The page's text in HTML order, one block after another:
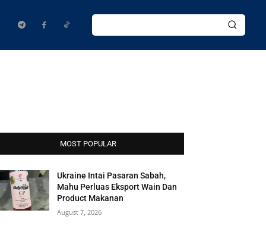
MOST POPULAR
Ukraine Intai Pasaran Sabah,
Mahu Perluas Eksport Wain Dan
Product Makanan
August 7, 2026